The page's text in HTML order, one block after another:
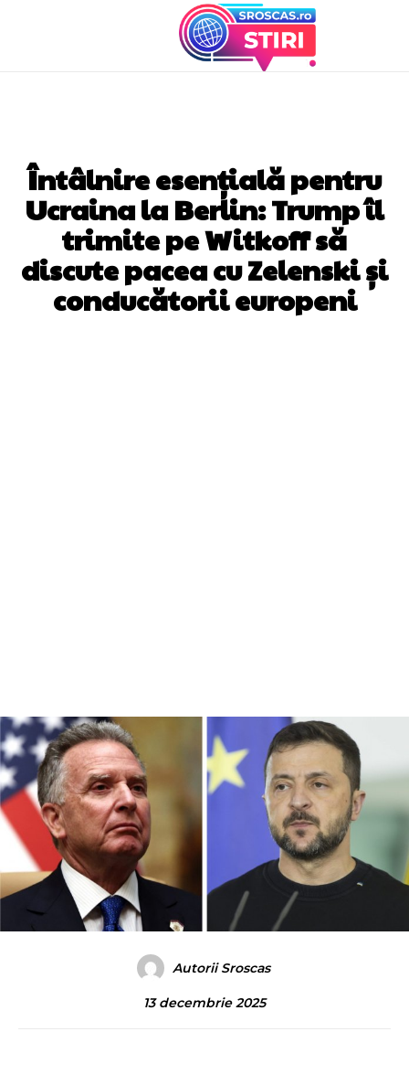
Întâlnire esențială pentru
Ucraina la Berlin: Trump îl
trimite pe Witkoff să
discute pacea cu Zelenski și
conducătorii europeni
Autorii Sroscas
13 decembrie 2025